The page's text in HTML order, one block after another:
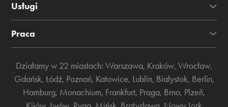
Usługi
Praca
Działamy w 22 miastach: Warszawa, Kraków, Wrocław,
Gdańsk, Łódź, Poznań, Katowice, Lublin, Białystok, Berlin,
Hamburg, Monachium, Frankfurt, Praga, Brno, Plzeň,